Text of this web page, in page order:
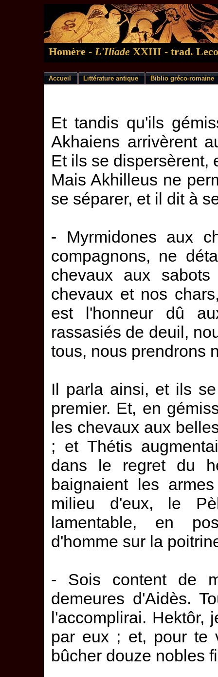
Homère - L'Iliade XXIII - trad.
Accueil Littérature antique Biblio gréco-romaine
Et tandis qu'ils
Akhaiens arrivèrent
Et ils se dispersèrent,
Mais Akhilleus ne
se séparer, et il dit à
- Myrmidones aux
compagnons, ne
chevaux aux
chevaux et nos
est l'honneur dû
rassasiés de deuil,
tous, nous prendrons
Il parla ainsi, et ils
premier. Et, en
les chevaux aux
; et Thétis
dans le regret du
baignaient les
milieu d'eux, le
lamentable, en
d'homme sur la
- Sois content de
demeures d'Aidès.
l'accomplirai. Hektôr,
par eux ; et, pour te
bûcher douze nobles